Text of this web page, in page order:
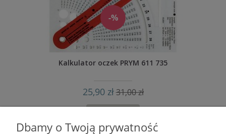
-%
Kalkulator oczek PRYM 611 735
25,90 zł31,00 zł
Dbamy o Twoją prywatność